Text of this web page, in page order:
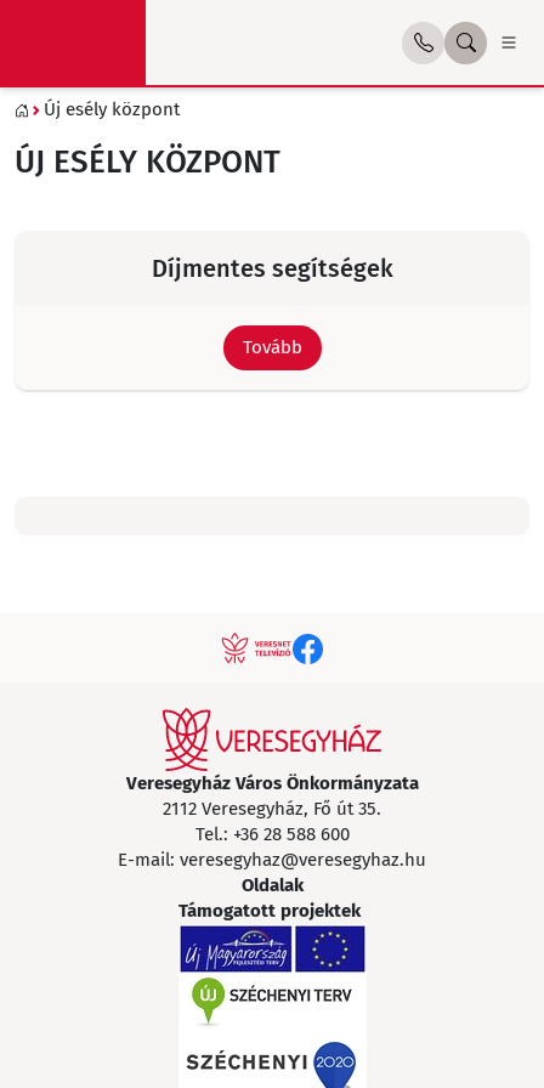
Új esély központ
ÚJ ESÉLY KÖZPONT
Díjmentes segítségek
Tovább
Veresegyház Város Önkormányzata
2112 Veresegyház, Fő út 35.
Tel.: +36 28 588 600
E-mail: veresegyhaz@veresegyhaz.hu
Oldalak
Támogatott projektek